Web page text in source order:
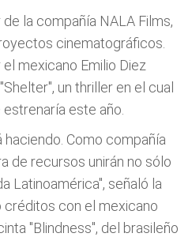
la compañía NALA Films,
cinematográficos.
mexicano Emilio Diez
un thriller en el cual
este año.
Como compañía
de recursos unirán no sólo
Latinoamérica", señaló la
créditos con el mexicano
"Blindness", del brasileño